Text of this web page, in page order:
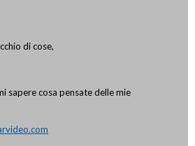
di cose,
sapere cosa pensate delle mie